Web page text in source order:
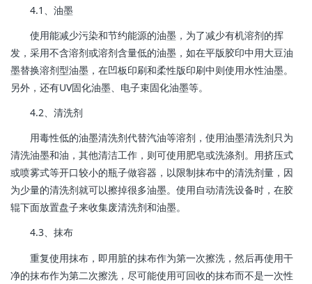
4.1、油墨
使用能减少污染和节约能源的油墨，为了减少有机溶剂的挥
发，采用不含溶剂或溶剂含量低的油墨，如在平版胶印中用大豆油
墨替换溶剂型油墨，在凹板印刷和柔性版印刷中则使用水性油墨。
另外，还有UV固化油墨、电子束固化油墨等。
4.2、清洗剂
用毒性低的油墨清洗剂代替汽油等溶剂，使用油墨清洗剂只为
清洗油墨和油，其他清洁工作，则可使用肥皂或洗涤剂。用挤压式
或喷雾式等开口较小的瓶子做容器，以限制抹布中的清洗剂量，因
为少量的清洗剂就可以擦掉很多油墨。使用自动清洗设备时，在胶
辊下面放置盘子来收集废清洗剂和油墨。
4.3、抹布
重复使用抹布，即用脏的抹布作为第一次擦洗，然后再使用干
净的抹布作为第二次擦洗，尽可能使用可回收的抹布而不是一次性